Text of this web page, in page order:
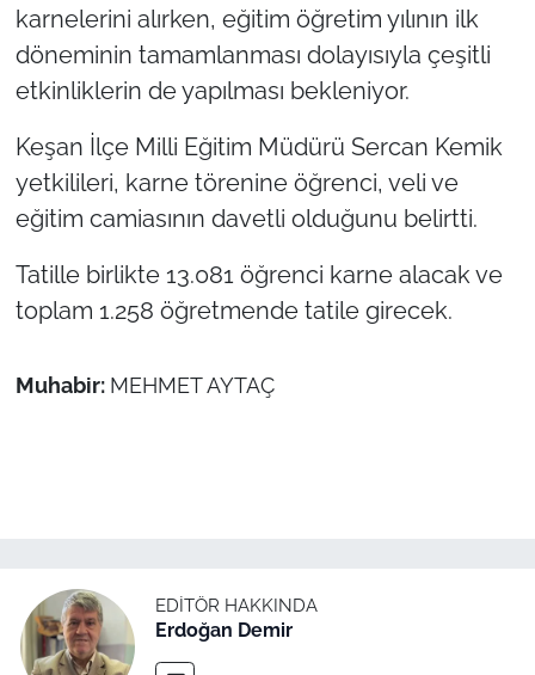
karnelerini alırken, eğitim öğretim yılının ilk
döneminin tamamlanması dolayısıyla çeşitli
etkinliklerin de yapılması bekleniyor.
Keşan İlçe Milli Eğitim Müdürü Sercan Kemik
yetkilileri, karne törenine öğrenci, veli ve
eğitim camiasının davetli olduğunu belirtti.
Tatille birlikte 13.081 öğrenci karne alacak ve
toplam 1.258 öğretmende tatile girecek.
Muhabir: MEHMET AYTAÇ
EDITÖR HAKKINDA
Erdoğan Demir